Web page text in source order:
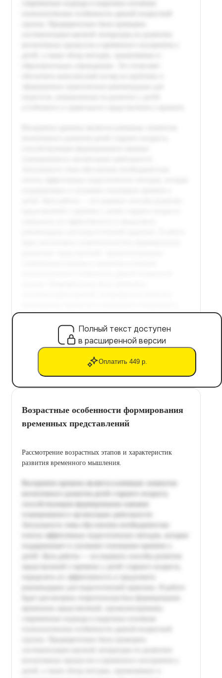
Полный текст доступен
в расширенной версии
Оплатить 449 р.
Возрастные особенности формирования
временных представлений
Рассмотрение возрастных этапов и характеристик
развития временного мышления.